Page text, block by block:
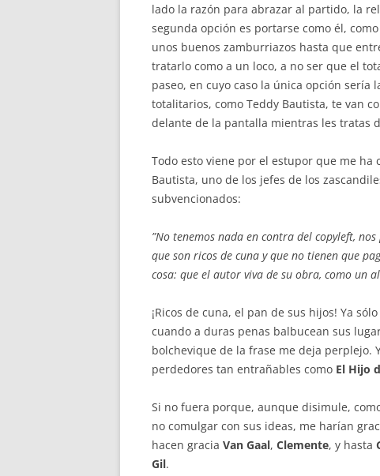
lado la razón para abrazar al partido, la
segunda opción es portarse como él,
unos buenos zamburriazos hasta que
tratarlo como a un loco, a no ser que el
paseo, en cuyo caso la única opción sería
totalitarios, como Teddy Bautista, te van
delante de la pantalla mientras les tratas
Todo esto viene por el estupor que me
Bautista, uno de los jefes de los
subvencionados:
”No tenemos nada en contra del copyleft,
que son ricos de cuna y que no tienen que
cosa: que el autor viva de su obra, como un
¡Ricos de cuna, el pan de sus hijos! Ya
cuando a duras penas balbucean sus
bolchevique de la frase me deja perplejo.
perdedores tan entrañables como El Hijo
Si no fuera porque, aunque disimule,
no comulgar con sus ideas, me harían
hacen gracia Van Gaal, Clemente, y hasta
Gil.